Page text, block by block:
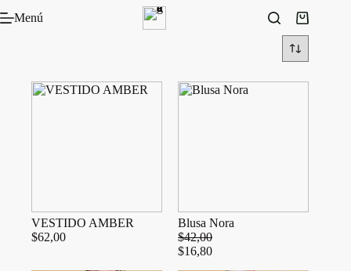
al Menú
Carro
de
compra
VESTIDO AMBER
$62,00
Blusa Nora
$42,00
$16,80